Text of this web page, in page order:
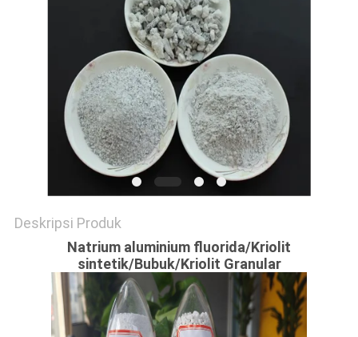
Deskripsi Produk
Natrium aluminium fluorida/Kriolit
sintetik/Bubuk/Kriolit Granular